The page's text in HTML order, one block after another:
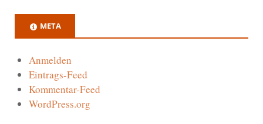
META
Anmelden
Eintrags-Feed
Kommentar-Feed
WordPress.org